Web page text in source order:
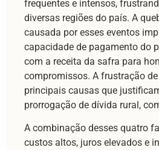
frequentes e intensos,
diversas regiões do país. A
causada por esses eventos
capacidade de pagamento do
com a receita da safra para
compromissos. A frustração
principais causas que
prorrogação de dívida rural,
A combinação desses quatro
custos altos, juros elevados e